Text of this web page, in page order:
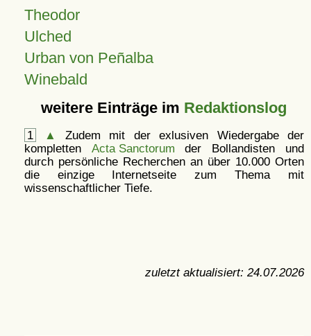
Theodor
Ulched
Urban von Peñalba
Winebald
weitere Einträge im Redaktionslog
1 ▲
Zudem mit der exlusiven Wiedergabe der
kompletten Acta Sanctorum der Bollandisten und
durch persönliche Recherchen an über 10.000 Orten
die einzige Internetseite zum Thema mit
wissenschaftlicher Tiefe.
zuletzt aktualisiert: 24.07.2026